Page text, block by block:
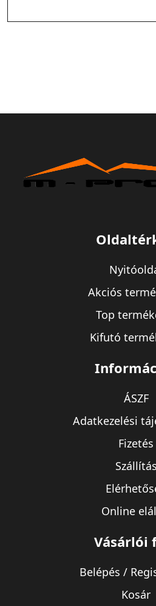
Akciós
Top
Kifutó
ÁSZF
Adatkezelési
Fizetés
Szállítás
Online
Vásárlói
Belépés /
Kosár